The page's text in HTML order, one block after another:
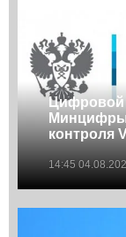
Цифровой
Минцифры
контроля
14:45